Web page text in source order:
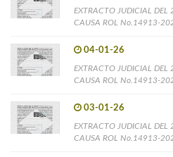
EXTRACTO JUDICIAL
CAUSA ROL No.14913-
04-01-26
EXTRACTO JUDICIAL
CAUSA ROL No.14913-
03-01-26
EXTRACTO JUDICIAL
CAUSA ROL No.14913-